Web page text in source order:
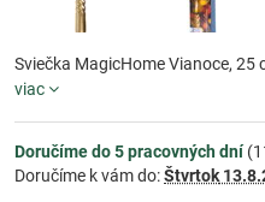
Sviečka MagicHome Vianoce, 25
viac
Doručíme do 5 pracovných dní(
Doručíme k vám do:Štvrtok